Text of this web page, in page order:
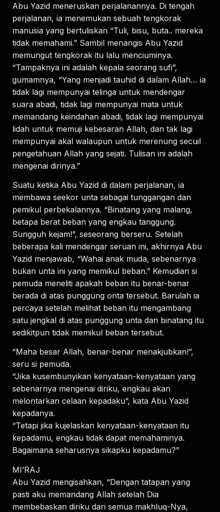
Abu Yazid meneruskan perjalanannya. Di tengah
perjalanan, ia menemukan sebuah tengkorak
manusia yang bertuliskan “Tuli, bisu, buta.. mereka
tidak memahami.” Sambil menangis Abu Yazid
memungut tengkorak itu lalu menciuminya.
“Tampaknya ini adalah kepala seorang sufi”,
gumamnya, “Yang menjadi tauhid di dalam Allah… ia
tidak lagi mempunyai telinga untuk mendengar
suara abadi, tidak lagi mempunyai mata untuk
memandang keindahan abadi, tidak lagi mempunyai
lidah untuk memuji kebesaran Allah, dan tak lagi
mempunyai akal walaupun untuk merenung secuil
pengetahuan Allah yang sejati. Tulisan ini adalah
mengenai dirinya.”
Suatu ketika Abu Yazid di dalam perjalanan, ia
membawa seekor unta sebagai tunggangan dan
pemikul perbekalannya. “Binatang yang malang,
betapa berat beban yang engkau tanggung.
Sungguh kejam!”, seseorang berseru. Setelah
beberapa kali mendengar seruan ini, akhirnya Abu
Yazid menjawab, “Wahai anak muda, sebenarnya
bukan unta ini yang memikul beban.” Kemudian si
pemuda meneliti apakah beban itu benar-benar
berada di atas punggung onta tersebut. Barulah ia
percaya setelah melihat beban itu mengambang
satu jengkal di atas punggung unta dan binatang itu
sedikitpun tidak memikul beban tersebut.
“Maha besar Allah, benar-benar menakjubkan!”,
seru si pemuda.
“Jika kusembunyikan kenyataan-kenyataan yang
sebenarnya mengenai diriku, engkau akan
melontarkan celaan kepadaku”, kata Abu Yazid
kepadanya.
“Tetapi jika kujelaskan kenyataan-kenyataan itu
kepadamu, engkau tidak dapat memahaminya.
Bagaimana seharusnya sikapku kepadamu?”
MI’RAJ
Abu Yazid mengisahkan, “Dengan tatapan yang
pasti aku memandang Allah setelah Dia
membebaskan diriku dari semua makhluq-Nya,